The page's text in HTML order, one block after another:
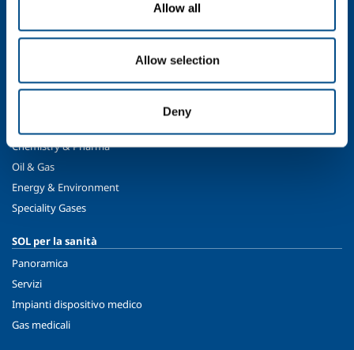
Allow all
Allow selection
Deny
Sicurezza, ambiente e qualità
Food & Beverage
Chemistry & Pharma
Oil & Gas
Energy & Environment
Speciality Gases
SOL per la sanità
Panoramica
Servizi
Impianti dispositivo medico
Gas medicali